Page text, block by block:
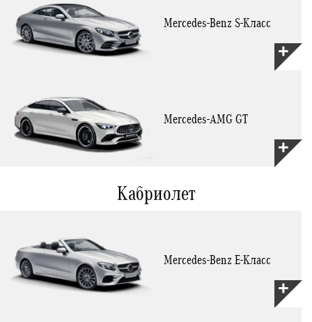
Mercedes-Benz S-Класс
Mercedes-AMG GT
Кабриолет
Mercedes-Benz E-Класс